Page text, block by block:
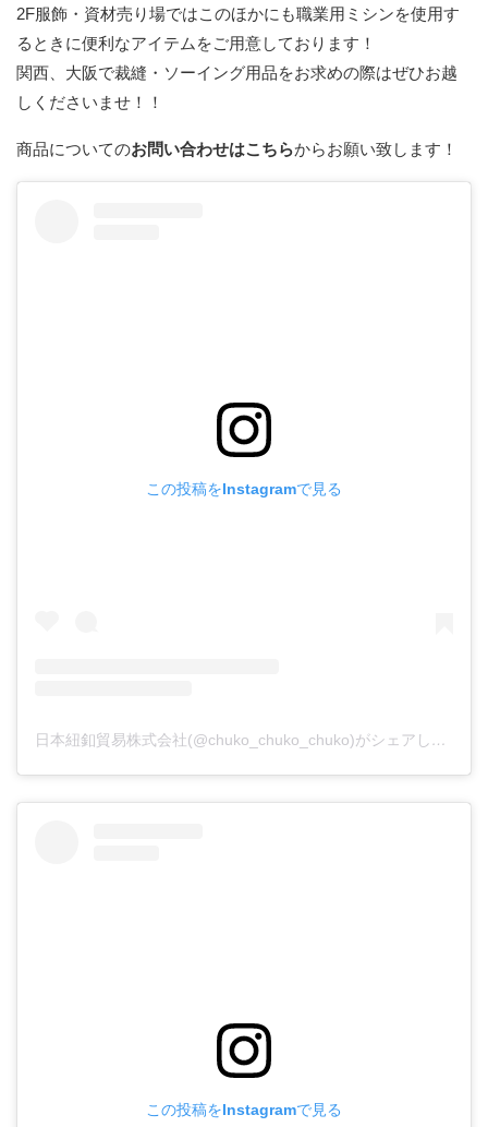
2F服飾・資材売り場ではこのほかにも職業用ミシンを使用す
るときに便利なアイテムをご用意しております！
関西、大阪で裁縫・ソーイング用品をお求めの際はぜひお越
しくださいませ！！
商品についてのお問い合わせはこちらからお願い致します！
この投稿をInstagramで見る
日本紐釦貿易株式会社(@chuko_chuko_chuko)がシェアした投稿
この投稿をInstagramで見る